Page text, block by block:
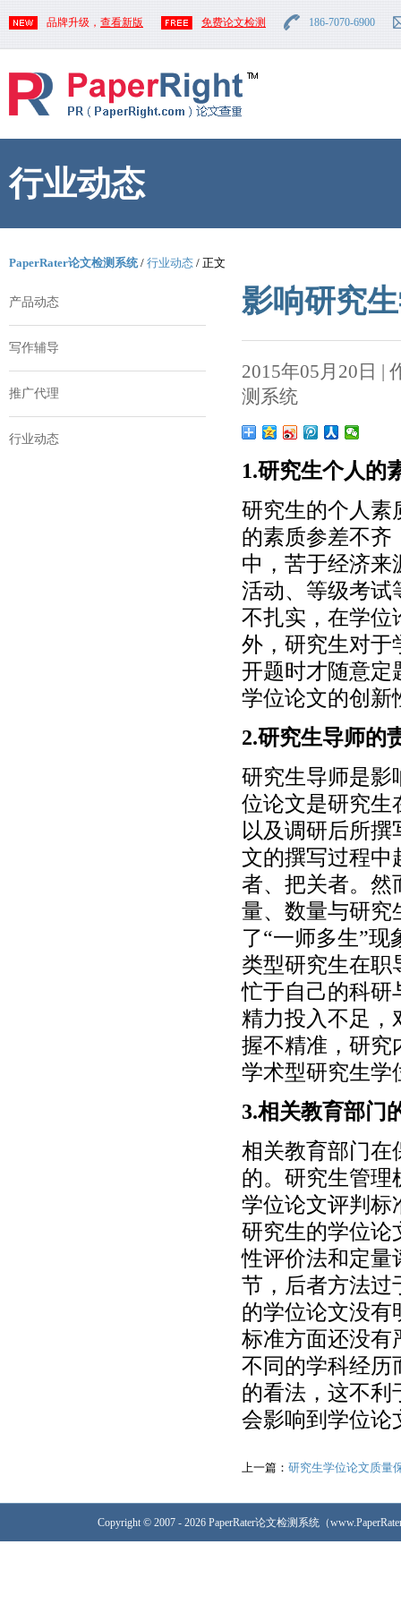
品牌升级， 查看新版 免费论文检测 186-7070-6900
行业动态
PaperRater论文检测系统/ 行业动态 / 正文
产品动态
写作辅导
推广代理
行业动态
影响研究
2015年05月20日 |
测系统
1.研究生个人的
研究生的个人素
的素质参差不齐
中，苦于经济来
活动、等级考试
不扎实，在学位
外，研究生对于
开题时才随意定
学位论文的创新
2.研究生导师的
研究生导师是影
位论文是研究生
以及调研后所
文的撰写过程中
者、把关者。然
量、数量与研究
了“一师多生”
类型研究生在职
忙于自己的科研
精力投入不足，
握不精准，研究
学术型研究生学
3.相关教育部门
相关教育部门在
的。研究生管理
学位论文评判标
研究生的学位论
性评价法和定量
节，后者方法过
的学位论文没有
标准方面还没有
不同的学科经历
的看法，这不利
会影响到学位论
上一篇： 研究生学位论文质量
Copyright © 2007 - 2026 PaperRater论文检测系统（